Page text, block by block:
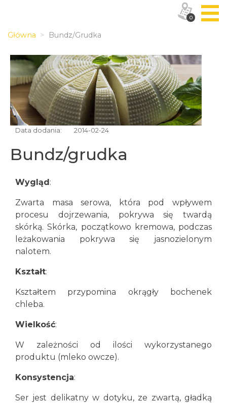
Główna Bundz/grudka
Data dodania: 2014-02-24
Bundz/grudka
Wygląd:
Zwarta masa serowa, która pod wpływem
procesu dojrzewania, pokrywa się twardą
skórką. Skórka, początkowo kremowa, podczas
leżakowania pokrywa się jasnozielonym
nalotem.
Kształt:
Kształtem przypomina okrągły bochenek
chleba.
Wielkość:
W zależności od ilości wykorzystanego
produktu (mleko owcze).
Konsystencja:
Ser jest delikatny w dotyku, ze zwartą, gładką
0